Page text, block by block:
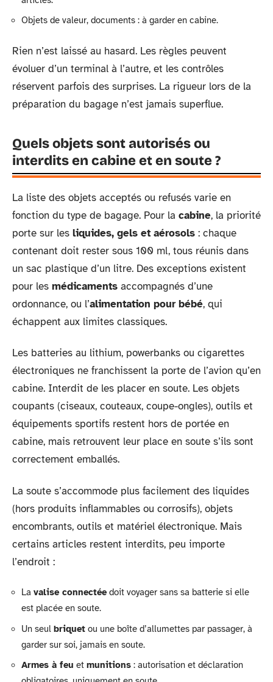
Objets de valeur, documents : à garder en cabine.
Rien n’est laissé au hasard. Les règles peuvent
évoluer d’un terminal à l’autre, et les contrôles
réservent parfois des surprises. La rigueur lors de la
préparation du bagage n’est jamais superflue.
Quels objets sont autorisés ou
interdits en cabine et en soute ?
La liste des objets acceptés ou refusés varie en
fonction du type de bagage. Pour la cabine, la priorité
porte sur les liquides, gels et aérosols : chaque
contenant doit rester sous 100 ml, tous réunis dans
un sac plastique d’un litre. Des exceptions existent
pour les médicaments accompagnés d’une
ordonnance, ou l’alimentation pour bébé, qui
échappent aux limites classiques.
Les batteries au lithium, powerbanks ou cigarettes
électroniques ne franchissent la porte de l’avion qu’en
cabine. Interdit de les placer en soute. Les objets
coupants (ciseaux, couteaux, coupe-ongles), outils et
équipements sportifs restent hors de portée en
cabine, mais retrouvent leur place en soute s’ils sont
correctement emballés.
La soute s’accommode plus facilement des liquides
(hors produits inflammables ou corrosifs), objets
encombrants, outils et matériel électronique. Mais
certains articles restent interdits, peu importe
l’endroit :
La valise connectéedoit voyager sans sa batterie si elle
est placée en soute.
Un seul briquet ou une boîte d’allumettes par passager, à
garder sur soi, jamais en soute.
Armes à feu et munitions : autorisation et déclaration